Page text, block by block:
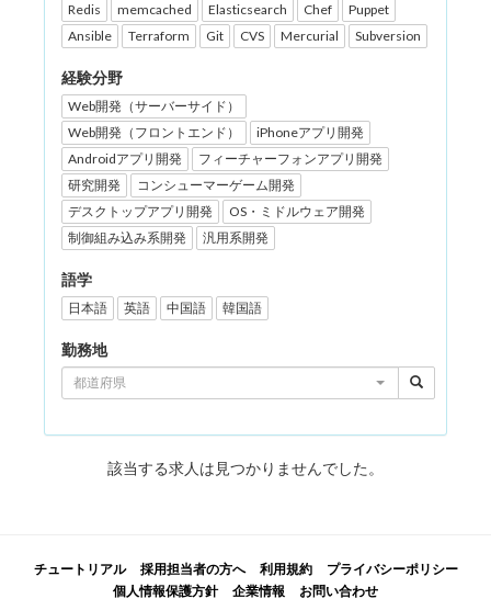
Redis
memcached Elasticsearch Chef
Puppet
Ansible
Terraform Git CVS Mercurial Subversion
経験分野
Web開発（サーバーサイド）
Web開発（フロントエンド）
iPhoneアプリ開発
Androidアプリ開発
フィーチャーフォンアプリ開発
研究開発
コンシューマーゲーム開発
デスクトップアプリ開発
OS・ミドルウェア開発
制御組み込み系開発
汎用系開発
語学
日本語 英語 中国語 韓国語
勤務地
都道府県
該当する求人は見つかりませんでした。
チュートリアル 採用担当者の方へ 利用規約
プライバシーポリシー
個人情報保護方針
企業情報 お問い合わせ